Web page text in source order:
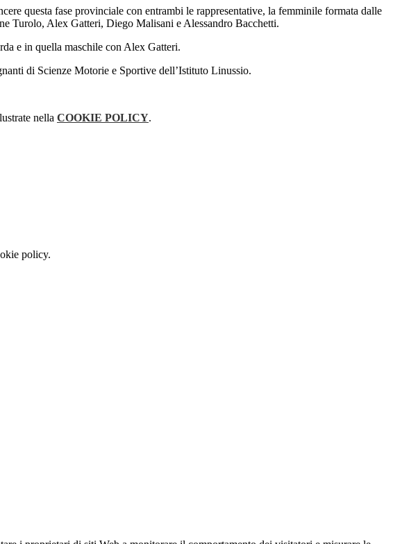
questa fase provinciale con entrambi le rappresentative, la femminile formata dalle
Turolo, Alex Gatteri, Diego Malisani e Alessandro Bacchetti.
e in quella maschile con Alex Gatteri.
di Scienze Motorie e Sportive dell’Istituto Linussio.
nella COOKIE POLICY.
policy.